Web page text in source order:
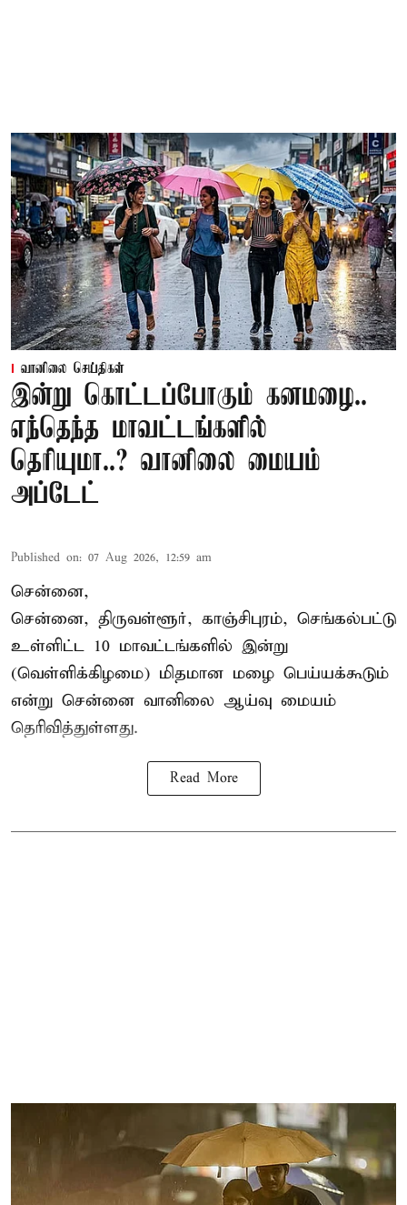
வானிலை செய்திகள்
இன்று கொட்டப்போகும் கனமழை..
எந்தெந்த மாவட்டங்களில்
தெரியுமா..? வானிலை மையம்
அப்டேட்
Published on: 07 Aug 2026, 12:59 am
சென்னை,
சென்னை, திருவள்ளூர், காஞ்சிபுரம், செங்கல்பட்டு
உள்ளிட்ட 10 மாவட்டங்களில் இன்று
(வெள்ளிக்கிழமை) மிதமான மழை பெய்யக்கூடும்
என்று சென்னை வானிலை ஆய்வு மையம்
தெரிவித்துள்ளது.
Read More